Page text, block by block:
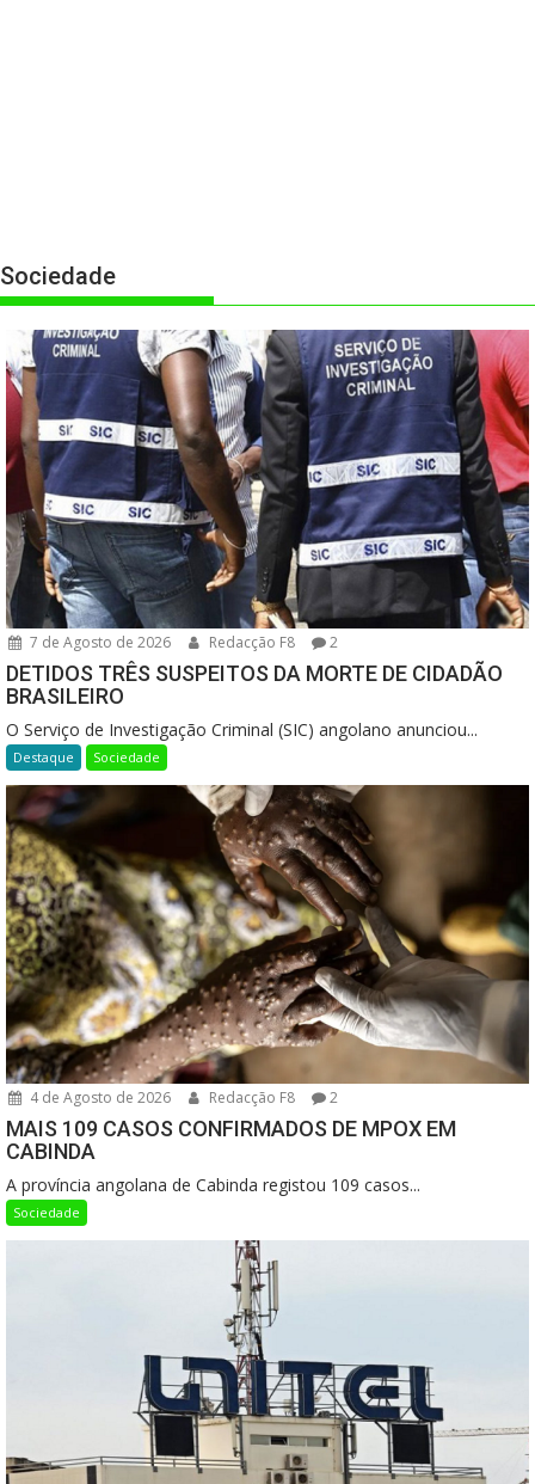
Sociedade
7 de Agosto de 2026 Redacção F8 2
DETIDOS TRÊS SUSPEITOS DA MORTE DE CIDADÃO
BRASILEIRO
O Serviço de Investigação Criminal (SIC) angolano anunciou...
Destaque Sociedade
4 de Agosto de 2026 Redacção F8 2
MAIS 109 CASOS CONFIRMADOS DE MPOX EM
CABINDA
A província angolana de Cabinda registou 109 casos...
Sociedade